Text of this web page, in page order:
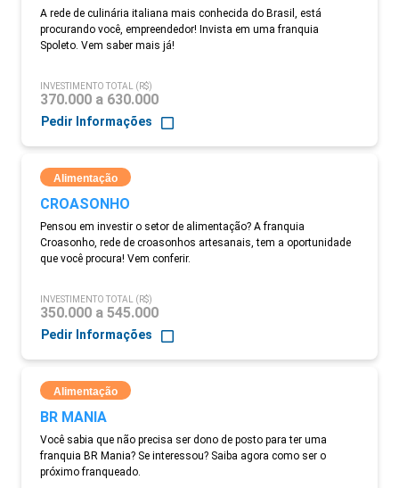
A rede de culinária italiana mais conhecida do Brasil, está
procurando você, empreendedor! Invista em uma franquia
Spoleto. Vem saber mais já!
INVESTIMENTO TOTAL (R$)
370.000 a 630.000
Pedir Informações
Alimentação
CROASONHO
Pensou em investir o setor de alimentação? A franquia
Croasonho, rede de croasonhos artesanais, tem a oportunidade
que você procura! Vem conferir.
INVESTIMENTO TOTAL (R$)
350.000 a 545.000
Pedir Informações
Alimentação
BR MANIA
Você sabia que não precisa ser dono de posto para ter uma
franquia BR Mania? Se interessou? Saiba agora como ser o
próximo franqueado.